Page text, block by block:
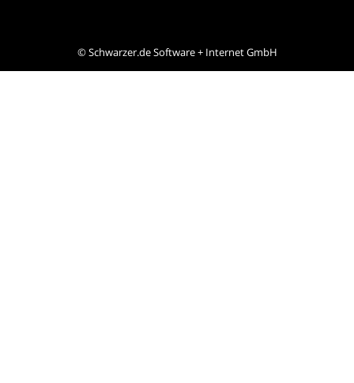
©Schwarzer.de Software + Internet GmbH